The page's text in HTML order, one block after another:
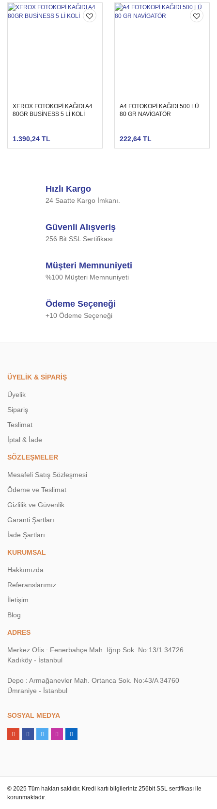
XEROX FOTOKOPİ KAĞIDI A4
80GR BUSİNESS 5 Lİ KOLİ
1.390,24 TL
A4 FOTOKOPİ KAĞIDI 500 LÜ
80 GR NAVİGATÖR
222,64 TL
Hızlı Kargo
24 Saatte Kargo İmkanı.
Güvenli Alışveriş
256 Bit SSL Sertifikası
Müşteri Memnuniyeti
%100 Müşteri Memnuniyeti
Ödeme Seçeneği
+10 Ödeme Seçeneği
ÜYELİK & SİPARİŞ
Üyelik
Sipariş
Teslimat
İptal & İade
SÖZLEŞMELER
Mesafeli Satış Sözleşmesi
Ödeme ve Teslimat
Gizlilik ve Güvenlik
Garanti Şartları
İade Şartları
KURUMSAL
Hakkımızda
Referanslarımız
İletişim
Blog
ADRES
Merkez Ofis : Fenerbahçe Mah. Iğrıp Sok. No:13/1 34726
Kadıköy - İstanbul
Depo : Armağanevler Mah. Ortanca Sok. No:43/A 34760
Ümraniye - İstanbul
SOSYAL MEDYA
© 2025 Tüm hakları saklıdır. Kredi kartı bilgileriniz 256bit SSL sertifikası ile
korunmaktadır.